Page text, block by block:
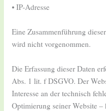
• IP-Adresse
Eine Zusammenführung
wird nicht vorgenommen.
Die Erfassung dieser Daten
Abs. 1 lit. f DSGVO. Der
Interesse an der technisch
Optimierung seiner Website